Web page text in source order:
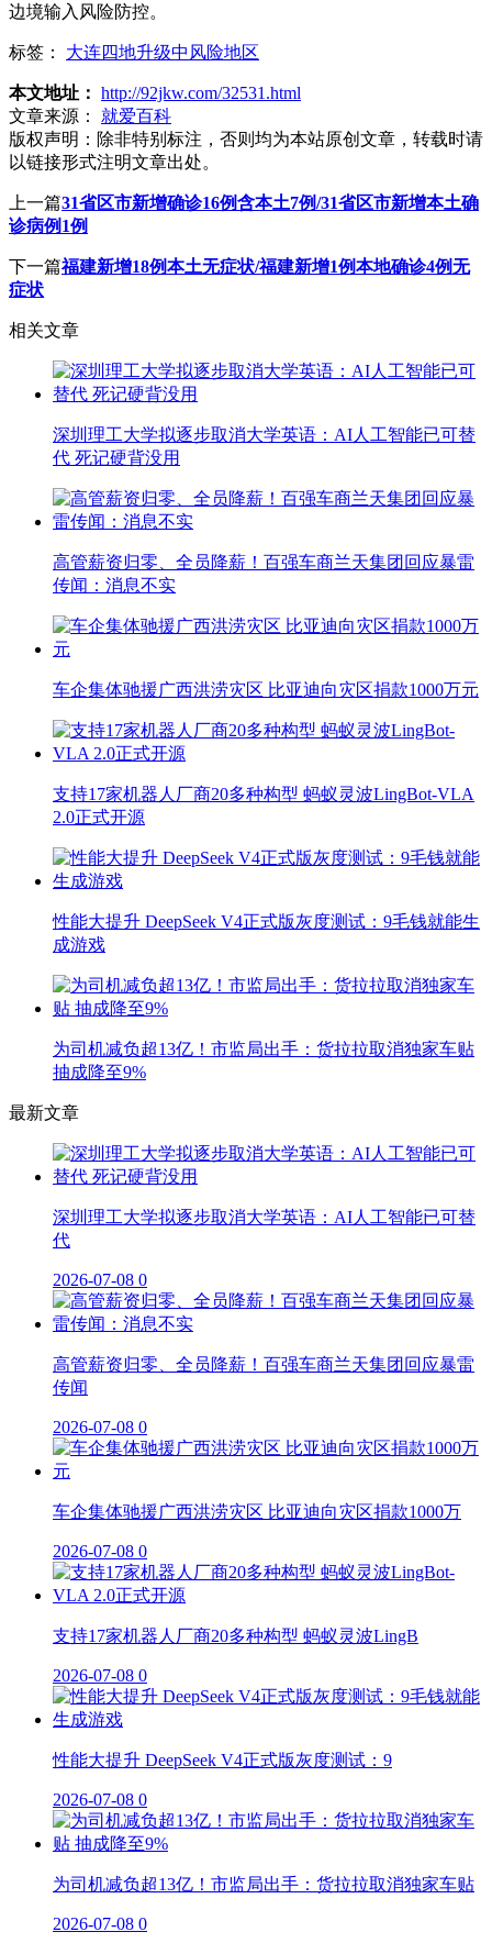
边境输入风险防控。
标签： 大连四地升级中风险地区
本文地址： http://92jkw.com/32531.html
文章来源：
就爱百科
版权声明： 除非特别标注，否则均为本站原创文章，转载时请
以链接形式注明文章出处。
上一篇31省区市新增确诊16例含本土7例/31省区市新增本土确
诊病例1例
下一篇福建新增18例本土无症状/福建新增1例本地确诊4例无
症状
相关文章
深圳理工大学拟逐步取消大学英语：AI人工智能已可替
代 死记硬背没用
高管薪资归零、全员降薪！百强车商兰天集团回应暴雷
传闻：消息不实
车企集体驰援广西洪涝灾区 比亚迪向灾区捐款1000万元
支持17家机器人厂商20多种构型 蚂蚁灵波LingBot-VLA
2.0正式开源
性能大提升 DeepSeek V4正式版灰度测试：9毛钱就能生
成游戏
为司机减负超13亿！市监局出手：货拉拉取消独家车贴
抽成降至9%
最新文章
深圳理工大学拟逐步取消大学英语：AI人工智能已可替
代
2026-07-08 0
高管薪资归零、全员降薪！百强车商兰天集团回应暴雷
传闻
2026-07-08 0
车企集体驰援广西洪涝灾区 比亚迪向灾区捐款1000万
2026-07-08 0
支持17家机器人厂商20多种构型 蚂蚁灵波LingB
2026-07-08 0
性能大提升 DeepSeek V4正式版灰度测试：9
2026-07-08 0
为司机减负超13亿！市监局出手：货拉拉取消独家车贴
2026-07-08 0